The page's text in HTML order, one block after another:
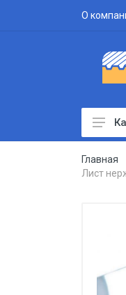
О
Главная
Лист